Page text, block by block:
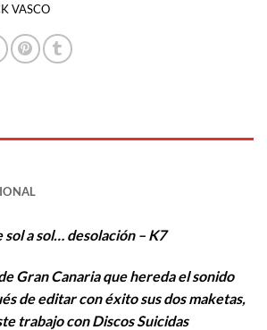
VASCO
sol a sol… desolación – K7
Gran Canaria que hereda el sonido
de editar con éxito sus dos maketas,
trabajo con Discos Suicidas